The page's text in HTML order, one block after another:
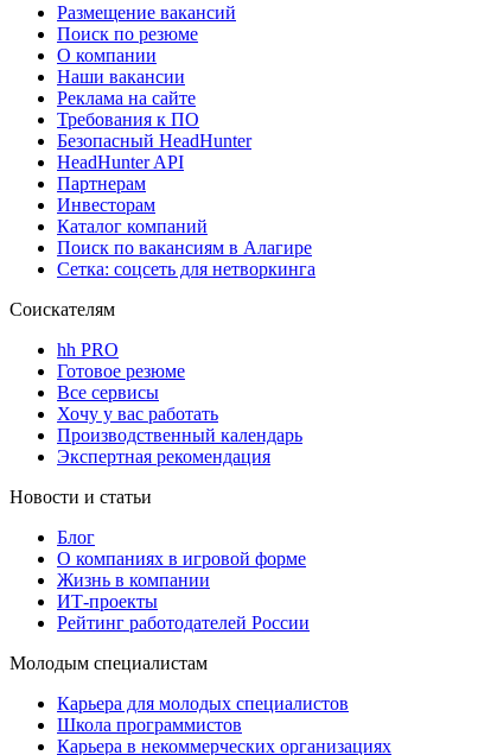
Размещение вакансий
Поиск по резюме
О компании
Наши вакансии
Реклама на сайте
Требования к ПО
Безопасный HeadHunter
HeadHunter API
Партнерам
Инвесторам
Каталог компаний
Поиск по вакансиям в Алагире
Сетка: соцсеть для нетворкинга
Соискателям
hh PRO
Готовое резюме
Все сервисы
Хочу у вас работать
Производственный календарь
Экспертная рекомендация
Новости и статьи
Блог
О компаниях в игровой форме
Жизнь в компании
ИТ-проекты
Рейтинг работодателей России
Молодым специалистам
Карьера для молодых специалистов
Школа программистов
Карьера в некоммерческих организациях